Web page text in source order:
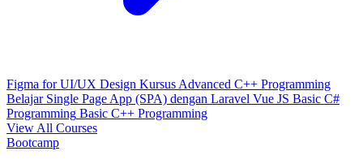
Figma for UI/UX Design Kursus Advanced C++ Programming
Belajar Single Page App (SPA) dengan Laravel Vue JS Basic C#
Programming Basic C++ Programming
View All Courses
Bootcamp